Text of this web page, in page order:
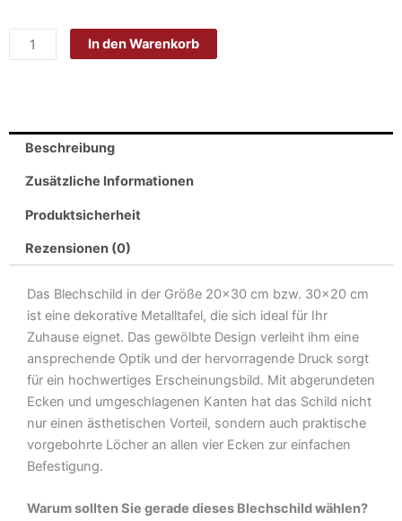
-
Spruch
Königreich
Wappen
Metall
Deko
Menge
In den Warenkorb
Beschreibung
Zusätzliche Informationen
Produktsicherheit
Rezensionen (0)
Das Blechschild in der Größe 20×30 cm bzw. 30×20 cm
ist eine dekorative Metalltafel, die sich ideal für Ihr
Zuhause eignet. Das gewölbte Design verleiht ihm eine
ansprechende Optik und der hervorragende Druck sorgt
für ein hochwertiges Erscheinungsbild. Mit abgerundeten
Ecken und umgeschlagenen Kanten hat das Schild nicht
nur einen ästhetischen Vorteil, sondern auch praktische
vorgebohrte Löcher an allen vier Ecken zur einfachen
Befestigung.
Warum sollten Sie gerade dieses Blechschild wählen?